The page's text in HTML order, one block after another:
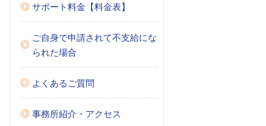
サポート料金【料金表】
ご自身で申請されて不支給にな
られた場合
よくあるご質問
事務所紹介・アクセス